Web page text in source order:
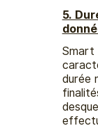
5.
Smart
durée